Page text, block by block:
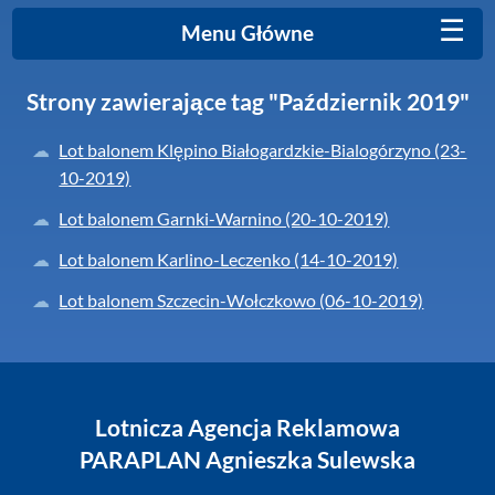
Menu Główne ☰
Strony zawierające tag "Październik 2019"
Lot balonem Klępino Białogardzkie-Bialogórzyno (23-
10-2019)
Lot balonem Garnki-Warnino (20-10-2019)
Lot balonem Karlino-Leczenko (14-10-2019)
Lot balonem Szczecin-Wołczkowo (06-10-2019)
Lotnicza Agencja Reklamowa
PARAPLAN Agnieszka Sulewska